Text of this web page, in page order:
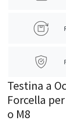
Testina a
Forcella
o M8